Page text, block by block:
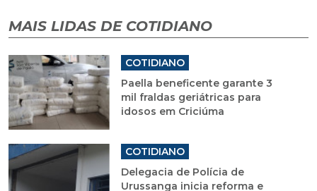
MAIS LIDAS DE COTIDIANO
COTIDIANO
Paella beneficente garante 3
mil fraldas geriátricas para
idosos em Criciúma
COTIDIANO
Delegacia de Polícia de
Urussanga inicia reforma e